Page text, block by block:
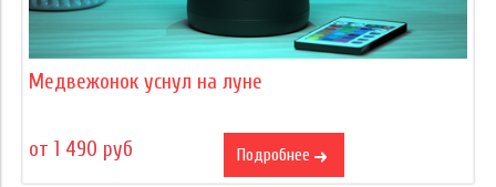
Медвежонок уснул на луне
от 1 490 руб Подробнее